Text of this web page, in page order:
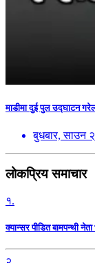
माडीमा दुई पुल उद्घाटन
बुधबार, साउन
लोकप्रिय समाचार
१.
क्यान्सर पीडित बामपन्थी